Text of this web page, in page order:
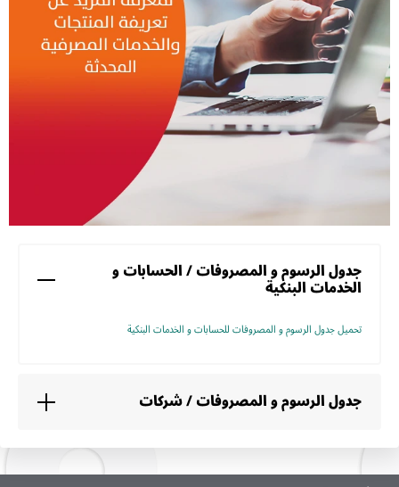
19373
البـــلاد
جدول الرسوم و المصروفات / الحسابات و
الخدمات البنكية
تحميل جدول الرسوم و المصروفات للحسابات و الخدمات البنكية
جدول الرسوم و المصروفات / شركات